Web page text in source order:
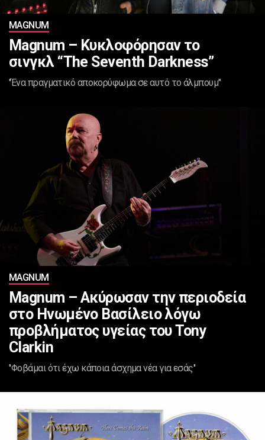
MAGNUM
Magnum – Κυκλοφόρησαν το
σινγκλ “The Seventh Darkness”
''Ένα πραγματικό αποκορύφωμα σε αυτό το άλμπουμ''
MAGNUM
Magnum – Ακύρωσαν την περιοδεία
στο Ηνωμένο Βασίλειο λόγω
προβλήματος υγείας του Tony
Clarkin
''Φοβάμαι ότι έχω κάποια άσχημα νέα για εσάς''